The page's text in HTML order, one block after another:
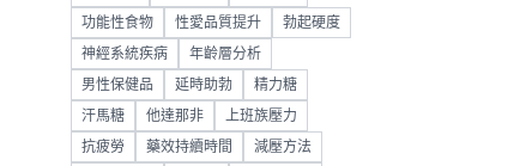
功能性食物 性愛品質提升 勃起硬度
神經系統疾病 年齡層分析
男性保健品 延時助勃 精力糖
汗馬糖 他達那非 上班族壓力
抗疲勞 藥效持續時間 減壓方法